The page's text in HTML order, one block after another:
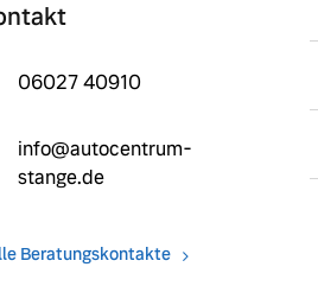
06027 40910
info@autocentrum-
stange.de
Beratungskontakte